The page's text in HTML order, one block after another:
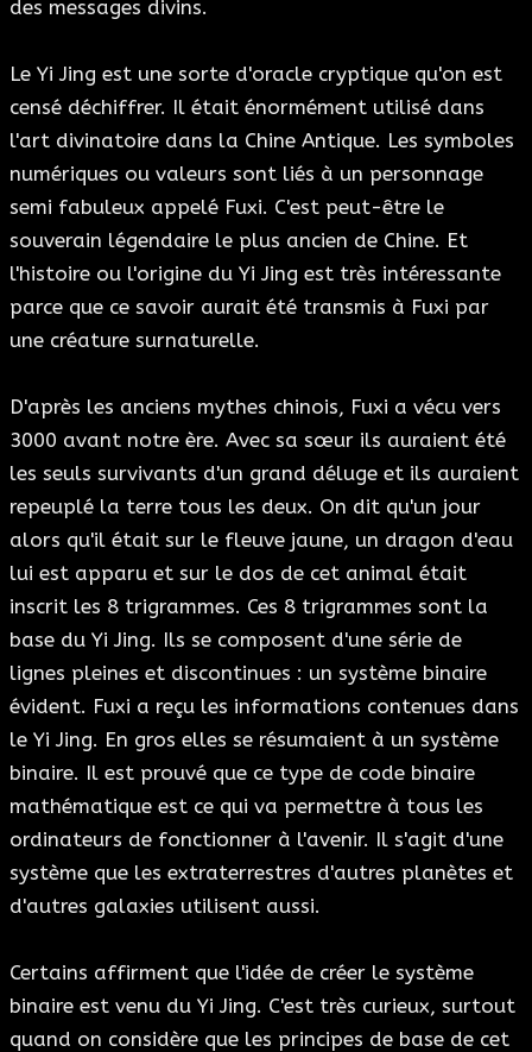
des messages divins.
Le Yi Jing est une sorte d'oracle cryptique qu'on est
censé déchiffrer. Il était énormément utilisé dans
l'art divinatoire dans la Chine Antique. Les symboles
numériques ou valeurs sont liés à un personnage
semi fabuleux appelé Fuxi. C'est peut-être le
souverain légendaire le plus ancien de Chine. Et
l'histoire ou l'origine du Yi Jing est très intéressante
parce que ce savoir aurait été transmis à Fuxi par
une créature surnaturelle.
D'après les anciens mythes chinois, Fuxi a vécu vers
3000 avant notre ère. Avec sa sœur ils auraient été
les seuls survivants d'un grand déluge et ils auraient
repeuplé la terre tous les deux. On dit qu'un jour
alors qu'il était sur le fleuve jaune, un dragon d'eau
lui est apparu et sur le dos de cet animal était
inscrit les 8 trigrammes. Ces 8 trigrammes sont la
base du Yi Jing. Ils se composent d'une série de
lignes pleines et discontinues : un système binaire
évident. Fuxi a reçu les informations contenues dans
le Yi Jing. En gros elles se résumaient à un système
binaire. Il est prouvé que ce type de code binaire
mathématique est ce qui va permettre à tous les
ordinateurs de fonctionner à l'avenir. Il s'agit d'une
système que les extraterrestres d'autres planètes et
d'autres galaxies utilisent aussi.
Certains affirment que l'idée de créer le système
binaire est venu du Yi Jing. C'est très curieux, surtout
quand on considère que les principes de base de cet